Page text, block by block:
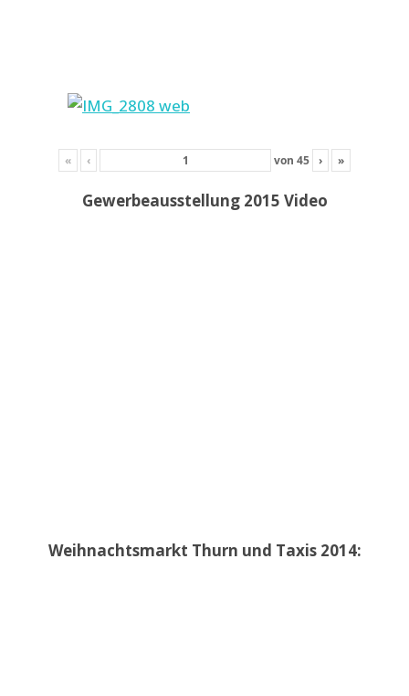
« ‹ von 45 › »
Gewerbeausstellung 2015 Video
Weihnachtsmarkt Thurn und Taxis 2014: